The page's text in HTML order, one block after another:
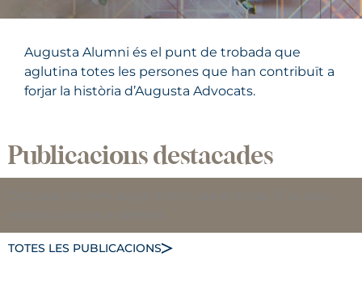
Augusta Alumni és el punt de trobada que
aglutina totes les persones que han contribuït a
forjar la història d’Augusta Advocats.
Publicacions destacades
TOTES LES PUBLICACIONS